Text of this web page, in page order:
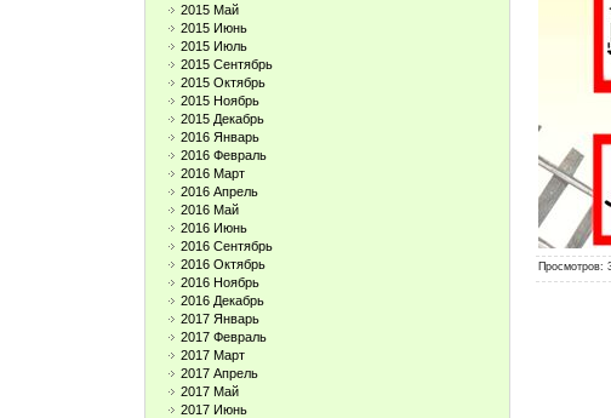
2015 Май
2015 Июнь
2015 Июль
2015 Сентябрь
2015 Октябрь
2015 Ноябрь
2015 Декабрь
2016 Январь
2016 Февраль
2016 Март
2016 Апрель
2016 Май
2016 Июнь
2016 Сентябрь
2016 Октябрь
2016 Ноябрь
2016 Декабрь
2017 Январь
2017 Февраль
2017 Март
2017 Апрель
2017 Май
2017 Июнь
Просмотров: